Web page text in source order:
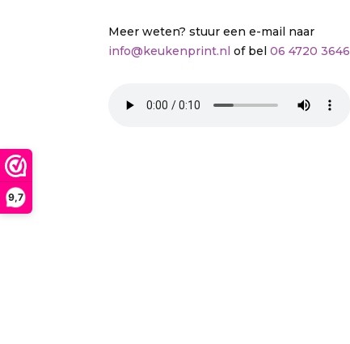
9,7
Meer weten? stuur een e-mail naar
info@keukenprint.nl of bel06 4720 3646